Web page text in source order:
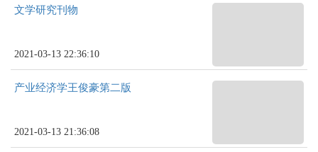
文学研究刊物
2021-03-13 22:36:10
产业经济学王俊豪第二版
2021-03-13 21:36:08